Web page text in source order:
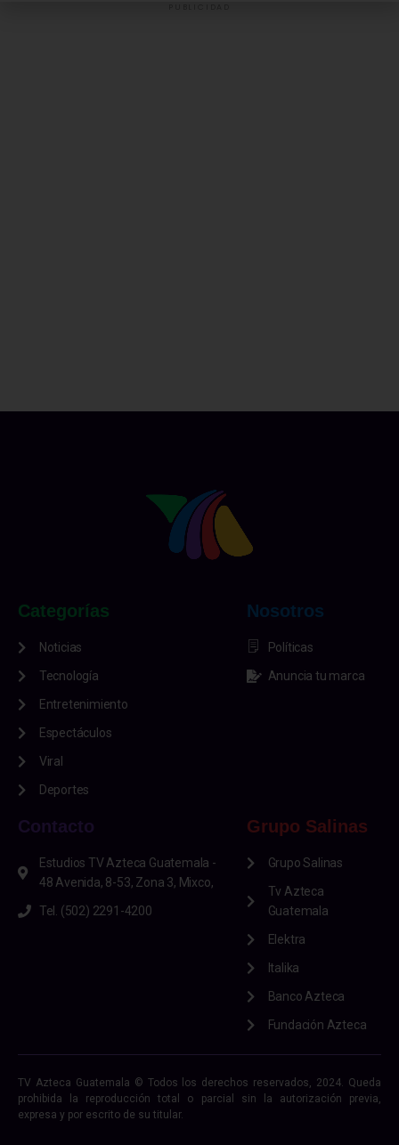
Categorías
Noticias
Tecnología
Entretenimiento
Espectáculos
Viral
Deportes
Nosotros
Políticas
Anuncia tu marca
Contacto
Estudios TV Azteca Guatemala -
48 Avenida, 8-53, Zona 3, Mixco,
Tel. (502) 2291-4200
Grupo Salinas
Grupo Salinas
Tv Azteca
Guatemala
Elektra
Italika
Banco Azteca
Fundación Azteca
TV Azteca Guatemala © Todos los derechos reservados, 2024. Queda
prohibida la reproducción total o parcial sin la autorización previa,
expresa y por escrito de su titular.